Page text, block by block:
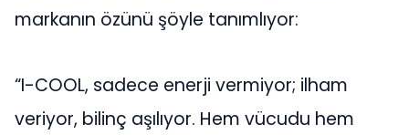
markanın özünü şöyle tanımlıyor:
“I-COOL, sadece enerji vermiyor; ilham
veriyor, bilinç aşılıyor. Hem vücudu hem